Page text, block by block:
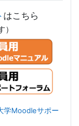
はこちら
学Moodleサポー